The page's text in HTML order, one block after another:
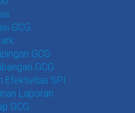
GCG
GCG
GCG
Efektivitas SPI
Laporan
GCG